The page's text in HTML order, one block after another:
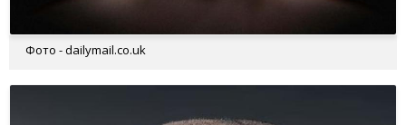
Фото - dailymail.co.uk